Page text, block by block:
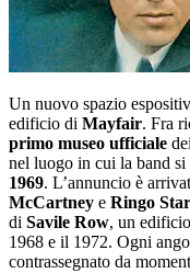
Un nuovo spazio
edificio di Mayfair. Fra
primo museo ufficiale dei
nel luogo in cui la band
1969. L’annuncio è
McCartney e Ringo
di Savile Row, un
1968 e il 1972. Ogni
contrassegnato da